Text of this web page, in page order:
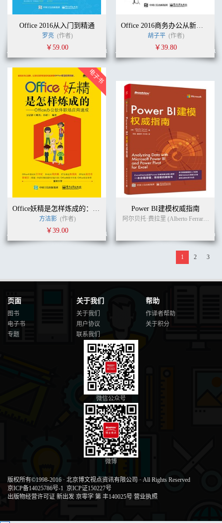
Office 2016从入门到精通
罗亮 (作者)
￥59.00
Office 2016商务办公从新手到高手
胡子平 (作者)
￥39.80
Office妖精是怎样炼成的：Office办公软件职场应用速成（双色）
方洁影 (作者)
￥39.00
Power BI建模权威指南
阿尔贝托·费拉里 (Alberto Ferrari)
1 2 3
页面
图书
电子书
专题
关于我们
关于我们
用户协议
联系我们
帮助
作译者帮助
关于积分
微信公众号
微博
版权所有©1998-2016 · 北京博文视点资讯有限公司 · All Rights Reserved
京ICP备14025786号-1 京ICP证150227号
出版物经营许可证 新出发 京零字 第 丰140025号 营业执照